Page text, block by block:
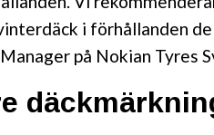
i förhållanden
på Nokian Tyres